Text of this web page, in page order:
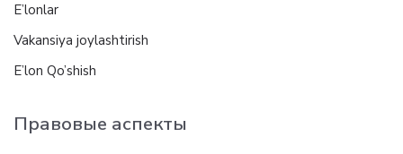
E’lonlar
Vakansiya joylashtirish
E’lon Qo’shish
Правовые аспекты